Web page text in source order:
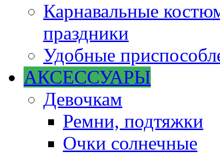
Карнавальные
праздники
Удобные
АКСЕССУАРЫ
Девочкам
Ремни, подтяжки
Очки солнечные